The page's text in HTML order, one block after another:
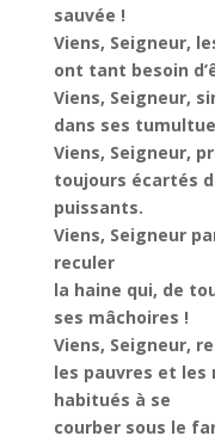
sauvée !
Viens, Seigneur,
ont tant besoin
Viens, Seigneur,
dans ses
Viens, Seigneur,
toujours écartés
puissants.
Viens, Seigneur
reculer
la haine qui, de
ses mâchoires !
Viens, Seigneur,
les pauvres et
habitués à se
courber sous le